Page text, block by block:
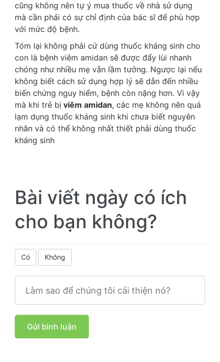
cũng không nên tự ý mua thuốc về nhà sử dụng
mà cần phải có sự chỉ định của bác sĩ để phù hợp
với mức độ bệnh.
Tóm lại không phải cứ dùng thuốc kháng sinh cho
con là bệnh viêm amidan sẽ được đẩy lùi nhanh
chóng như nhiều mẹ vẫn lầm tưởng. Ngược lại nếu
không biết cách sử dụng hợp lý sẽ dẫn đến nhiều
biến chứng nguy hiểm, bệnh còn nặng hơn. Vì vậy
mà khi trẻ bị viêm amidan, các mẹ không nên quá
lạm dụng thuốc kháng sinh khi chưa biết nguyên
nhân và có thể không nhất thiết phải dùng thuốc
kháng sinh
Bài viết ngày có ích
cho bạn không?
Có Không